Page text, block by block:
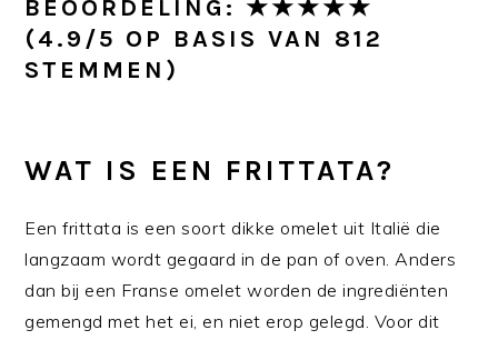
BEOORDELING: ★★★★★
(4.9/5 OP BASIS VAN 812
STEMMEN)
WAT IS EEN FRITTATA?
Een frittata is een soort dikke omelet uit Italië die
langzaam wordt gegaard in de pan of oven. Anders
dan bij een Franse omelet worden de ingrediënten
gemengd met het ei, en niet erop gelegd. Voor dit